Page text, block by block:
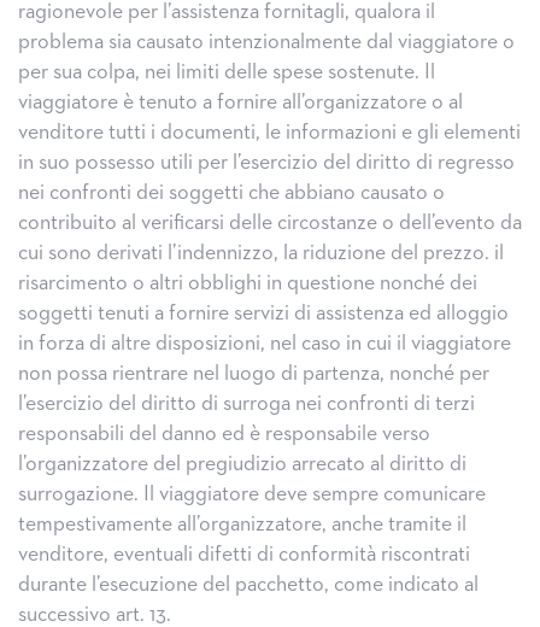
ragionevole per l’assistenza fornitagli, qualora il
problema sia causato intenzionalmente dal viaggiatore o
per sua colpa, nei limiti delle spese sostenute. Il
viaggiatore è tenuto a fornire all’organizzatore o al
venditore tutti i documenti, le informazioni e gli elementi
in suo possesso utili per l’esercizio del diritto di regresso
nei confronti dei soggetti che abbiano causato o
contribuito al verificarsi delle circostanze o dell’evento da
cui sono derivati l’indennizzo, la riduzione del prezzo. il
risarcimento o altri obblighi in questione nonché dei
soggetti tenuti a fornire servizi di assistenza ed alloggio
in forza di altre disposizioni, nel caso in cui il viaggiatore
non possa rientrare nel luogo di partenza, nonché per
l’esercizio del diritto di surroga nei confronti di terzi
responsabili del danno ed è responsabile verso
l’organizzatore del pregiudizio arrecato al diritto di
surrogazione. Il viaggiatore deve sempre comunicare
tempestivamente all’organizzatore, anche tramite il
venditore, eventuali difetti di conformità riscontrati
durante l’esecuzione del pacchetto, come indicato al
successivo art. 13.